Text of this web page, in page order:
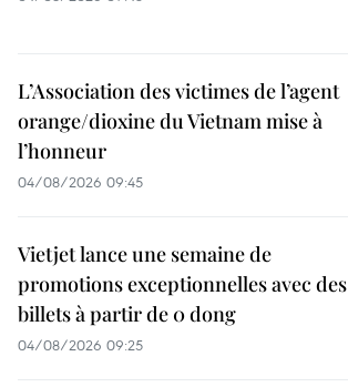
L’Association des victimes de l’agent
orange/dioxine du Vietnam mise à
l’honneur
04/08/2026 09:45
Vietjet lance une semaine de
promotions exceptionnelles avec des
billets à partir de 0 dong
04/08/2026 09:25